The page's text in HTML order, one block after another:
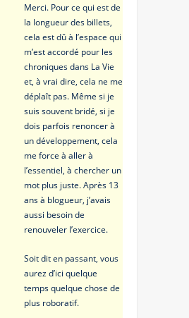
Merci. Pour ce qui est de
la longueur des billets,
cela est dû à l’espace qui
m’est accordé pour les
chroniques dans La Vie
et, à vrai dire, cela ne me
déplaît pas. Même si je
suis souvent bridé, si je
dois parfois renoncer à
un développement, cela
me force à aller à
l’essentiel, à chercher un
mot plus juste. Après 13
ans à blogueur, j’avais
aussi besoin de
renouveler l’exercice.
Soit dit en passant, vous
aurez d’ici quelque
temps quelque chose de
plus roboratif.